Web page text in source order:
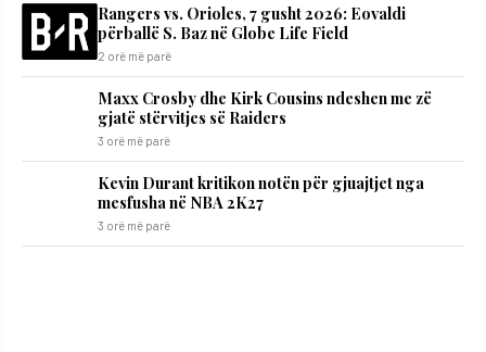
Rangers vs. Orioles, 7 gusht 2026: Eovaldi
përballë S. Baz në Globe Life Field
2 orë më parë
Maxx Crosby dhe Kirk Cousins ndeshen me zë
gjatë stërvitjes së Raiders
3 orë më parë
Kevin Durant kritikon notën për gjuajtjet nga
mesfusha në NBA 2K27
3 orë më parë